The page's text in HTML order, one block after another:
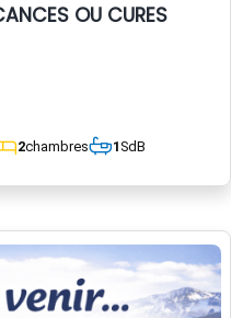
OU CURES
2chambres 1SdB